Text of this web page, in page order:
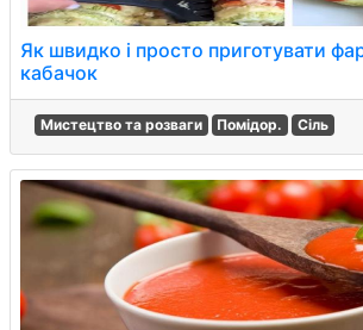
Як швидко і просто приготувати
кабачок
Мистецтво та розваги Помідор. Сіль